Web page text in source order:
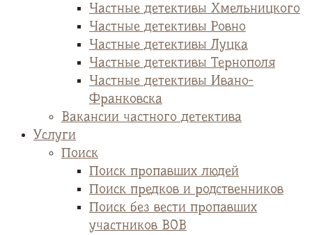
Частные детективы Хмельницкого
Частные детективы Ровно
Частные детективы Луцка
Частные детективы Тернополя
Частные детективы Ивано-
Франковска
Вакансии частного детектива
Услуги
Поиск
Поиск пропавших людей
Поиск предков и родственников
Поиск без вести пропавших
участников ВОВ